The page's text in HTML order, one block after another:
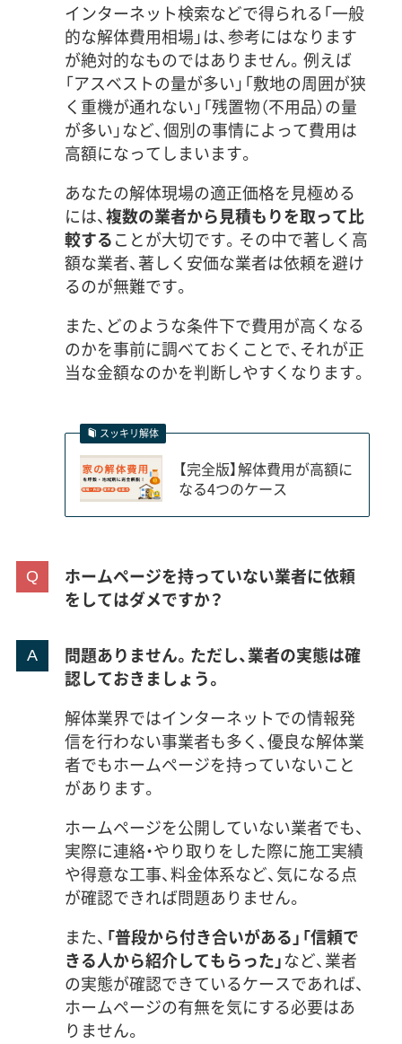
インターネット検索などで得られる「一般
的な解体費用相場」は、参考にはなります
が絶対的なものではありません。例えば
「アスベストの量が多い」「敷地の周囲が狭
く重機が通れない」「残置物（不用品）の量
が多い」など、個別の事情によって費用は
高額になってしまいます。
あなたの解体現場の適正価格を見極める
には、複数の業者から見積もりを取って比
較することが大切です。その中で著しく高
額な業者、著しく安価な業者は依頼を避け
るのが無難です。
また、どのような条件下で費用が高くなる
のかを事前に調べておくことで、それが正
当な金額なのかを判断しやすくなります。
スッキリ解体
【完全版】解体費用が高額に
なる4つのケース
ホームページを持っていない業者に依頼
をしてはダメですか？
問題ありません。ただし、業者の実態は確
認しておきましょう。
解体業界ではインターネットでの情報発
信を行わない事業者も多く、優良な解体業
者でもホームページを持っていないこと
があります。
ホームページを公開していない業者でも、
実際に連絡・やり取りをした際に施工実績
や得意な工事、料金体系など、気になる点
が確認できれば問題ありません。
また、 「普段から付き合いがある」「信頼で
きる人から紹介してもらった」など、業者
の実態が確認できているケースであれば、
ホームページの有無を気にする必要はあ
りません。